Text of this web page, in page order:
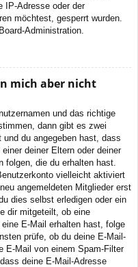
IP-Adresse oder der
möchtest, gesperrt wurden.
Administration.
mich aber nicht
und das richtige
dann gibt es zwei
du angegeben hast, dass
deiner Eltern oder deiner
folgen, die du erhalten hast.
vielleicht aktiviert
angemeldeten Mitglieder erst
dies selbst erledigen oder ein
dir mitgeteilt, ob eine
E-Mail erhalten hast, folge
prüfe, ob du deine E-Mail-
E-Mail von einem Spam-Filter
deine E-Mail-Adresse